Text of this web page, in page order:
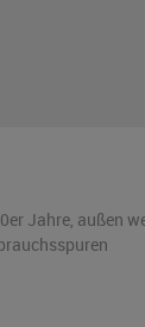
Jahre, außen